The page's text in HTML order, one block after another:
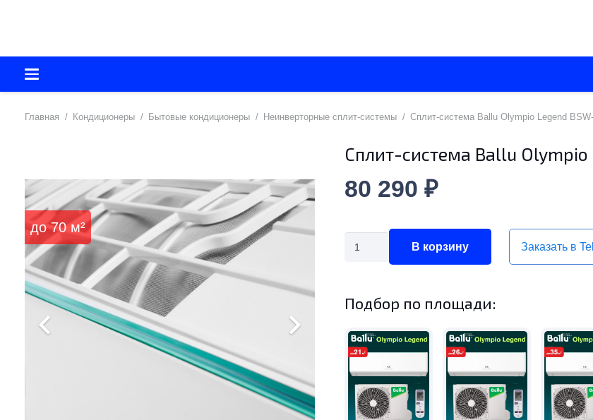
Главная / Кондиционеры / Бытовые кондиционеры / Неинверторные сплит-системы / Cплит-система Ballu Olympio Legend
до70м²
Cплит-система Ballu Olympio
80 290 ₽
Количество
система
Olympio
Legend
BSW-
24HN1
В корзину Заказать в
Подбор по площади: